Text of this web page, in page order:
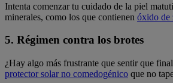
Intenta comenzar tu cuidado de la piel
minerales, como los que contienen óxido de
5. Régimen contra los brotes
¿Hay algo más frustrante que sentir que
protector solar no comedogénico que no